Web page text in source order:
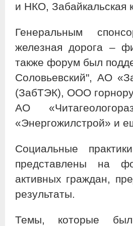
и НКО,
Генеральным
железная дорога –
также форум был
Соловьевский", АО
(ЗабТЭК), ООО
АО
«Энергожилстрой» и
Социальные
представлены на
активных граждан,
результаты.
Темы, которые